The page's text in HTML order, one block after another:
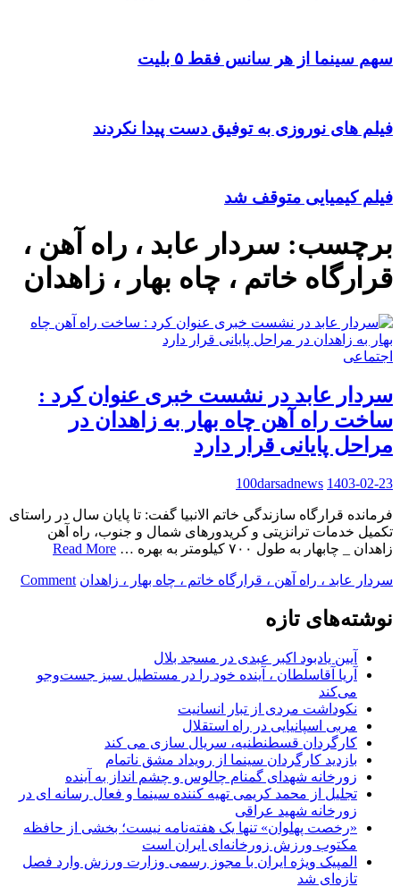
سهم سینما از هر سانس فقط ۵ بلیت
فیلم های نوروزی به توفیق دست پیدا نکردند
فیلم کیمیایی متوقف شد
برچسب: سردار عابد ، راه آهن ،
قرارگاه خاتم ، چاه بهار ، زاهدان
اجتماعی
سردار عابد در نشست خبری عنوان کرد :
ساخت راه آهن چاه بهار به زاهدان در
مراحل پایانی قرار دارد
100darsadnews 1403-02-23
فرمانده قرارگاه سازندگی خاتم الانبیا گفت: تا پایان سال در راستای
تکمیل خدمات ترانزیتی و کریدورهای شمال و جنوب، راه آهن
زاهدان _ چابهار به طول ۷۰۰ کیلومتر به بهره …
Read More
سردار عابد ، راه آهن ، قرارگاه خاتم ، چاه بهار ، زاهدان Comment
on
بهار
نوشته‌های تازه
آیین یادبود اکبر عبدی در مسجد بلال
آریا آقاسلطان ، آینده خود را در مستطیل سبز جست‌وجو
می‌کند
نکوداشت مردی از تبار انسانیت
مربی اسپانیایی در راه استقلال
کارگردان قسطنطنیه، سریال سازی می کند
بازدید کارگردان سینما از رویداد مشق ناتمام
زورخانه شهدای گمنام چالوس و چشم انداز به آینده
تجلیل از محمد کریمی تهیه کننده سینما و فعال رسانه ای در
زورخانه شهید عراقی
«رخصت پهلوان» تنها یک هفته‌نامه نیست؛ بخشی از حافظه
مکتوب ورزش زورخانه‌ای ایران است
المپیک ویژه ایران با مجوز رسمی وزارت ورزش وارد فصل
تازه‌ای شد